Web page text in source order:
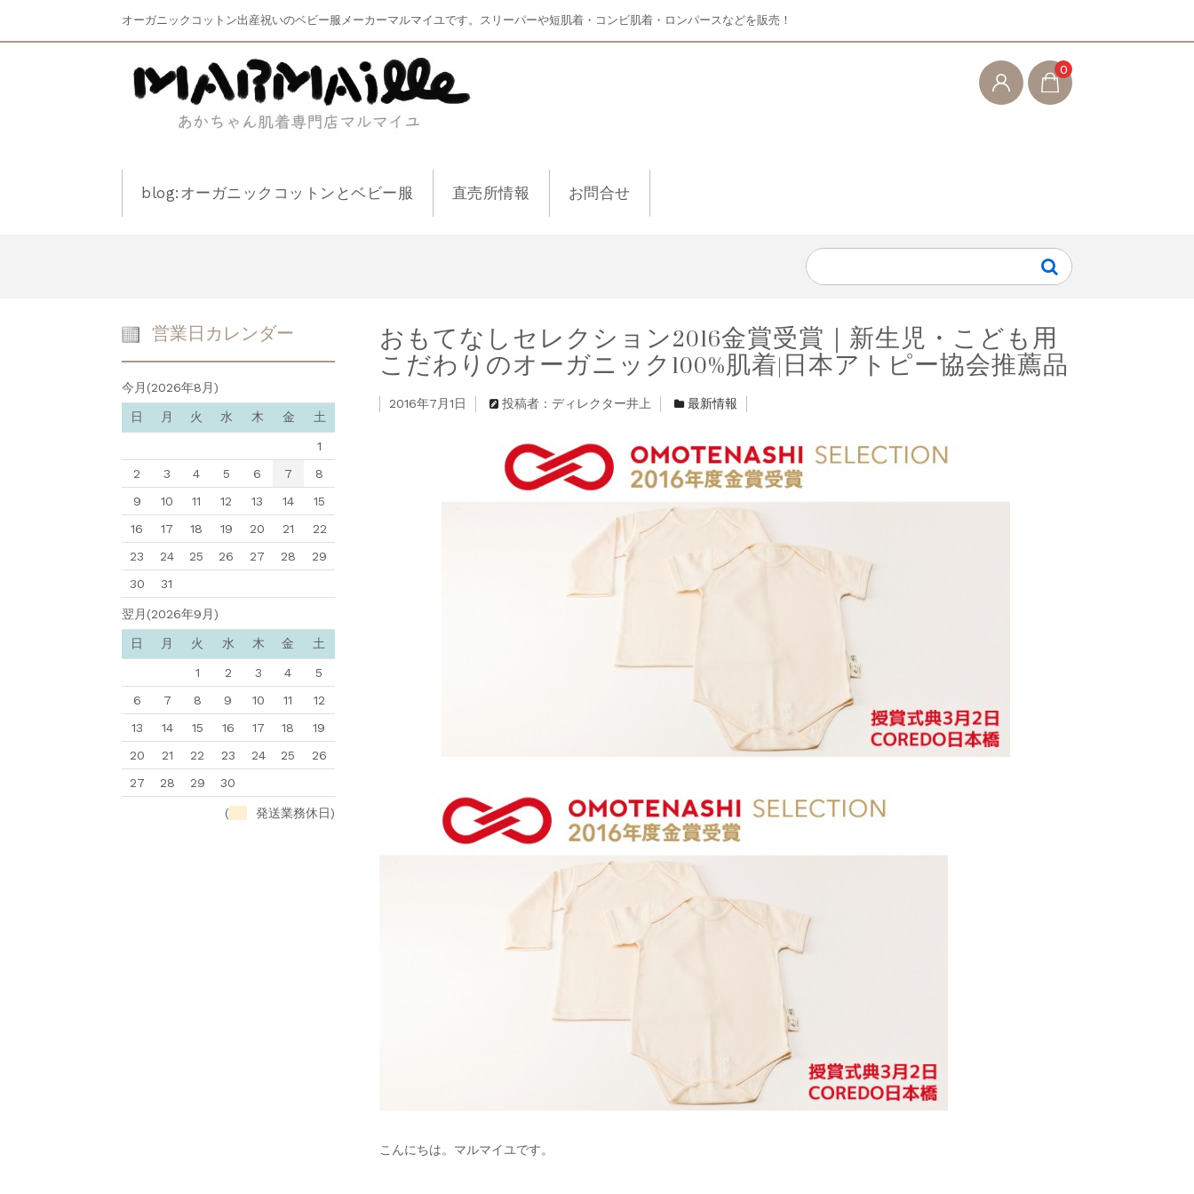
オーガニックコットン出産祝いのベビー服メーカーマルマイユです。スリーパーや短肌着・コンビ肌着・ロンパースなどを販売！
0
blog:オーガニックコットンとベビー服 直売所情報 お問合せ
おもてなしセレクション2016金賞受賞｜新生児・こども用
こだわりのオーガニック100%肌着|日本アトピー協会推薦品
2016年7月1日 投稿者：ディレクター井上 最新情報
こんにちは。マルマイユです。
営業日カレンダー
今月(2026年8月)
日 月 火 水 木 金 土
1
2
3 4 5 6 7
8
9
10 11 12 13 14
15
16
17 18 19 20 21
22
23
24 25 26 27 28
29
30
31
翌月(2026年9月)
日 月 火 水 木 金 土
1 2 3 4
5
6
7 8 9 10 11
12
13
14 15 16 17 18
19
20
21 22 23 24 25
26
27
28 29 30
( 発送業務休日)